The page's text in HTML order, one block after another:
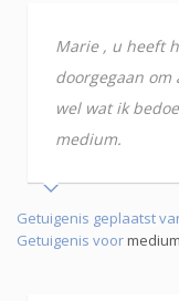
Marie , u heeft
doorgegaan
wel wat ik
medium.
Getuigenis geplaatst
Getuigenis voor